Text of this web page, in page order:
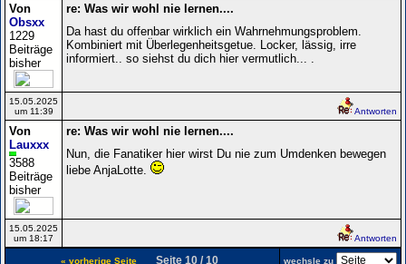
Von
Obsxx
1229
Beiträge
bisher
re: Was wir wohl nie lernen....
Da hast du offenbar wirklich ein Wahrnehmungsproblem.
Kombiniert mit Überlegenheitsgetue. Locker, lässig, irre
informiert.. so siehst du dich hier vermutlich... .
15.05.2025
um 11:39
Antworten
Von
Lauxxx
3588
Beiträge
bisher
re: Was wir wohl nie lernen....
Nun, die Fanatiker hier wirst Du nie zum Umdenken bewegen
liebe AnjaLotte.
15.05.2025
um 18:17
Antworten
« vorherige Seite Seite 10 / 10 wechsle zu